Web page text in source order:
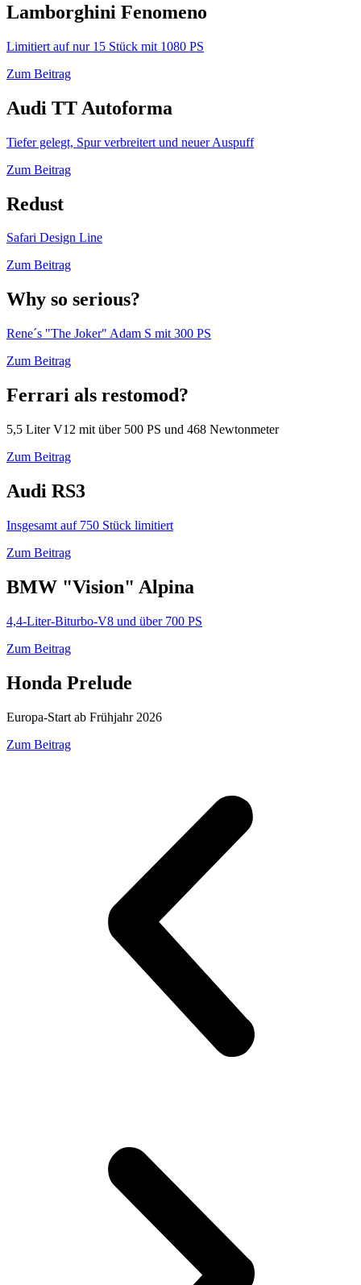
Lamborghini Fenomeno
Limitiert auf nur 15 Stück mit 1080 PS
Zum Beitrag
Audi TT Autoforma
Tiefer gelegt, Spur verbreitert und neuer Auspuff
Zum Beitrag
Redust
Safari Design Line
Zum Beitrag
Why so serious?
Rene´s "The Joker" Adam S mit 300 PS
Zum Beitrag
Ferrari als restomod?
5,5 Liter V12 mit über 500 PS und 468 Newtonmeter
Zum Beitrag
Audi RS3
Insgesamt auf 750 Stück limitiert
Zum Beitrag
BMW "Vision" Alpina
4,4-Liter-Biturbo-V8 und über 700 PS
Zum Beitrag
Honda Prelude
Europa-Start ab Frühjahr 2026
Zum Beitrag